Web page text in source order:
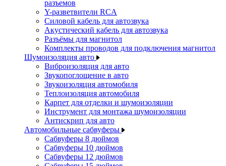
разъемов
Y-разветвители RCA
Силовой кабель для автозвука
Акустический кабель для автозвука
Разъёмы для магнитол
Комплекты проводов для подключения магнитол
Шумоизоляция авто
Виброизоляция для авто
Звукопоглощение в авто
Звукоизоляция автомобиля
Теплоизоляция автомобиля
Карпет для отделки и шумоизоляции
Инструмент для монтажа шумоизоляции
Антискрип для авто
Автомобильные сабвуферы
Сабвуферы 8 дюймов
Сабвуферы 10 дюймов
Сабвуферы 12 дюймов